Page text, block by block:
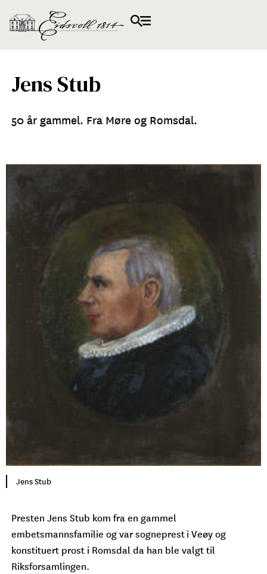
Jens Stub
50 år gammel. Fra Møre og Romsdal.
Jens Stub
Presten Jens Stub kom fra en gammel
embetsmannsfamilie og var sogneprest i Veøy og
konstituert prost i Romsdal da han ble valgt til
Riksforsamlingen.